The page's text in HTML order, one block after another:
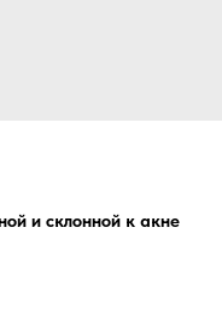
и склонной к акне